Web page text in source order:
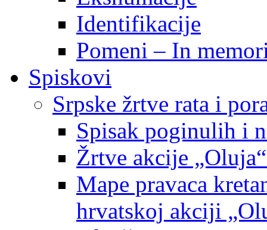
Identifikacije
Pomeni – In
Spiskovi
Srpske žrtve rata i
Spisak poginulih i
Žrtve akcije
Mape pravaca
hrvatskoj akciji